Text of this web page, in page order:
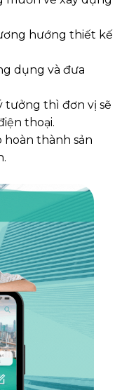
hướng thiết kế
dụng và đưa
tưởng thì đơn vị sẽ
thoại.
hoàn thành sản